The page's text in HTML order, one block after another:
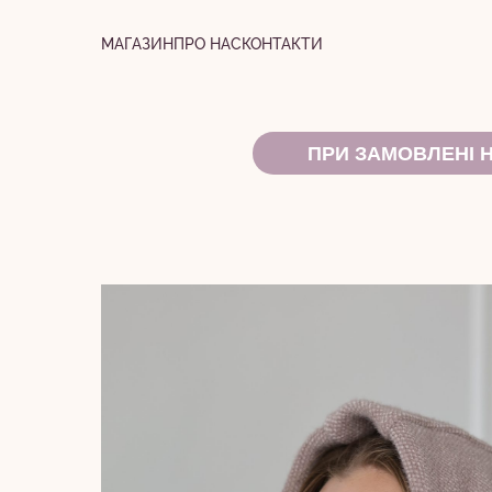
МАГАЗИНПРО НАСКОНТАКТИ
ПРИ ЗАМОВЛЕНІ